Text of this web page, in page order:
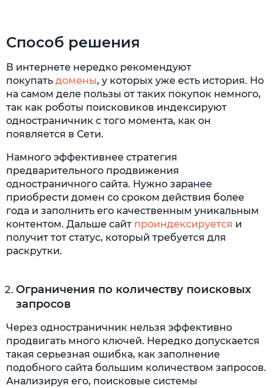
Способ решения
В интернете нередко рекомендуют
покупать домены, у которых уже есть история. Но
на самом деле пользы от таких покупок немного,
так как роботы поисковиков индексируют
одностраничник с того момента, как он
появляется в Сети.
Намного эффективнее стратегия
предварительного продвижения
одностраничного сайта. Нужно заранее
приобрести домен со сроком действия более
года и заполнить его качественным уникальным
контентом. Дальше сайт проиндексируется и
получит тот статус, который требуется для
раскрутки.
Ограничения по количеству поисковых
запросов
Через одностраничник нельзя эффективно
продвигать много ключей. Нередко допускается
такая серьезная ошибка, как заполнение
подобного сайта большим количеством запросов.
Анализируя его, поисковые системы